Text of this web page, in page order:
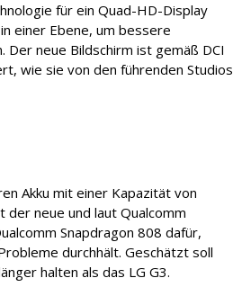
für ein Quad-HD-Display
einer Ebene, um bessere
neue Bildschirm ist gemäß DCI
wie sie von den führenden Studios
Akku mit einer Kapazität von
neue und laut Qualcomm
Snapdragon 808 dafür,
durchhält. Geschätzt soll
halten als das LG G3.